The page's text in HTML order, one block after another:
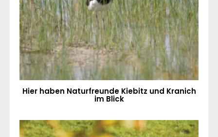
Hier haben Naturfreunde Kiebitz und Kranich
im Blick